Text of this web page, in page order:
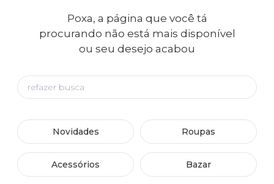
Poxa, a página que você tá
procurando não está mais disponível
ou seu desejo acabou
Novidades Roupas
Acessórios Bazar